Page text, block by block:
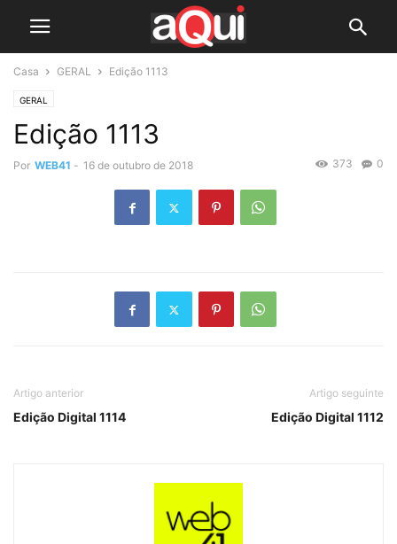
Casa GERAL Edição 1113
GERAL
Edição 1113
Por WEB41 - 16 de outubro de 2018 0
373
Artigo anterior
Edição Digital 1114
Artigo seguinte
Edição Digital 1112